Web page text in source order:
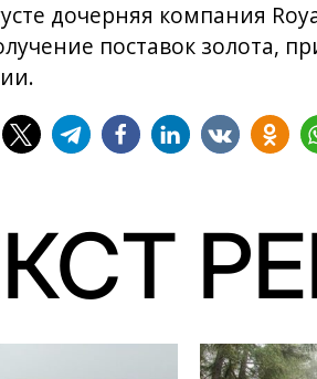
дочерняя компания
поставок золота,